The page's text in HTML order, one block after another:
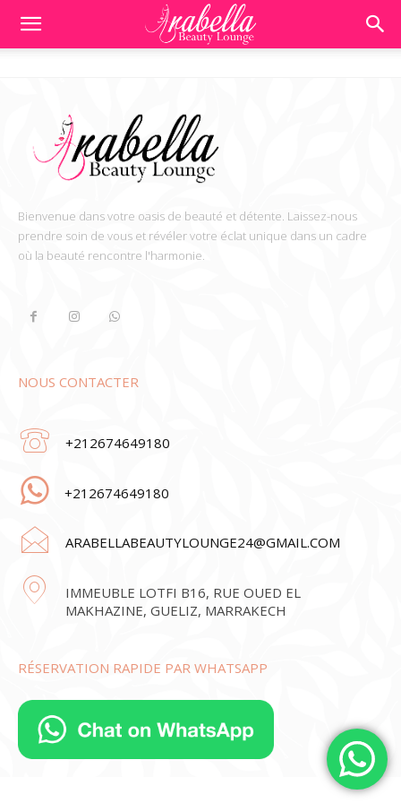
Bienvenue dans votre oasis de beauté et détente. Laissez-nous
prendre soin de vous et révéler votre éclat unique dans un cadre
où la beauté rencontre l'harmonie.
NOUS CONTACTER
+212674649180
+212674649180
ARABELLABEAUTYLOUNGE24@GMAIL.COM
IMMEUBLE LOTFI B16, RUE OUED EL
MAKHAZINE, GUELIZ, MARRAKECH
RÉSERVATION RAPIDE PAR WHATSAPP